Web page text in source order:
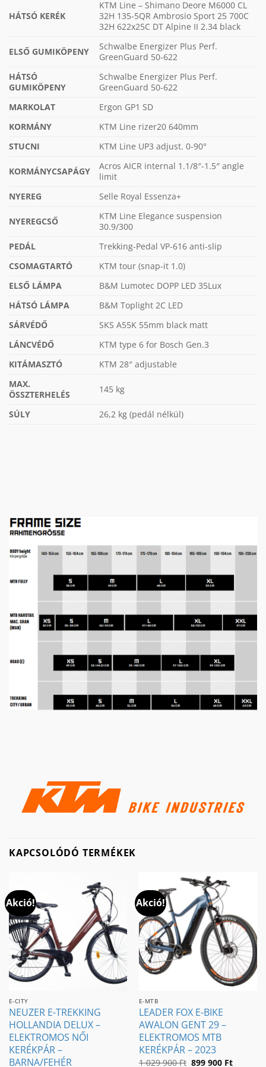
HÁTSÓ KERÉK
KTM Line – Shimano Deore M6000 CL
32H 135-5QR Ambrosio Sport 25 700C
32H 622x25C DT Alpine II 2.34 black
ELSŐ GUMIKÖPENY
Schwalbe Energizer Plus Perf.
GreenGuard 50-622
HÁTSÓ
GUMIKÖPENY
Schwalbe Energizer Plus Perf.
GreenGuard 50-622
MARKOLAT
Ergon GP1 SD
KORMÁNY
KTM Line rizer20 640mm
STUCNI
KTM Line UP3 adjust. 0-90°
KORMÁNYCSAPÁGY
Acros AICR internal 1.1/8″-1.5″ angle
limit
NYEREG
Selle Royal Essenza+
NYEREGCSŐ
KTM Line Elegance suspension
30.9/300
PEDÁL
Trekking-Pedal VP-616 anti-slip
CSOMAGTARTÓ
KTM tour (snap-it 1.0)
ELSŐ LÁMPA
B&M Lumotec DOPP LED 35Lux
HÁTSÓ LÁMPA
B&M Toplight 2C LED
SÁRVÉDŐ
SKS A55K 55mm black matt
LÁNCVÉDŐ
KTM type 6 for Bosch Gen.3
KITÁMASZTÓ
KTM 28″ adjustable
MAX.
ÖSSZTERHELÉS
145 kg
SÚLY 26,2 kg (pedál nélkül)
KAPCSOLÓDÓ TERMÉKEK
Akció!
E-CITY
NEUZER E-TREKKING
HOLLANDIA DELUX –
ELEKTROMOS NŐI
KERÉKPÁR –
BARNA/FEHÉR
Akció!
E-MTB
LEADER FOX E-BIKE
AWALON GENT 29 –
ELEKTROMOS MTB
KERÉKPÁR – 2023
1 029 900Ft Original
899 900 FtCurrent